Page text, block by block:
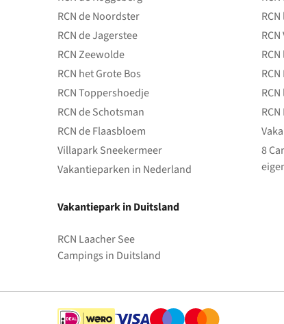
RCN de Noordster
RCN de Jagerstee
RCN Zeewolde
RCN het Grote Bos
RCN Toppershoedje
RCN de Schotsman
RCN de Flaasbloem
Villapark Sneekermeer
Vakantieparken in Nederland
Vakantiepark in Duitsland
RCN Laacher See
Campings in Duitsland
8